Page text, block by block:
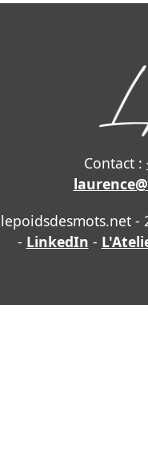
Contact :
lepoidsdesmots.net -
- LinkedIn -